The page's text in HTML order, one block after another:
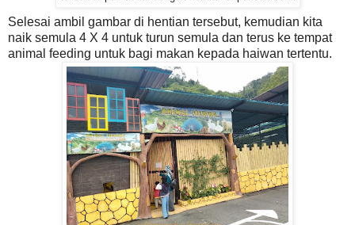
Selesai ambil gambar di hentian tersebut, kemudian kita
naik semula 4 X 4 untuk turun semula dan terus ke tempat
animal feeding untuk bagi makan kepada haiwan tertentu.